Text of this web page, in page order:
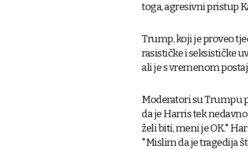
toga, agresivni pristup
Trump, koji je proveo
rasističke i seksističke
ali je s vremenom
Moderatori su Trumpu
da je Harris tek
želi biti, meni je OK."
"Mislim da je tragedija